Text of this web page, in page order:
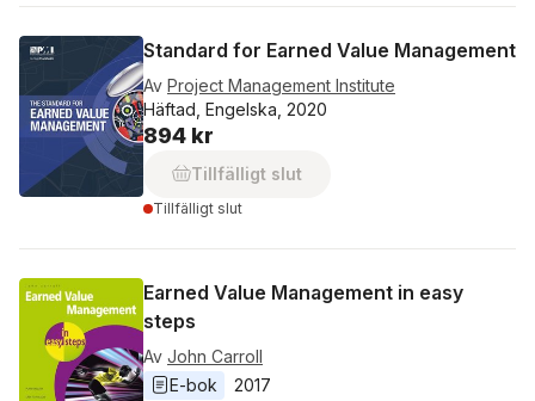
Standard for Earned Value Management
Av Project Management Institute
Häftad, Engelska, 2020
894 kr
Tillfälligt slut
Tillfälligt slut
Earned Value Management in easy
steps
Av John Carroll
E-bok
2017